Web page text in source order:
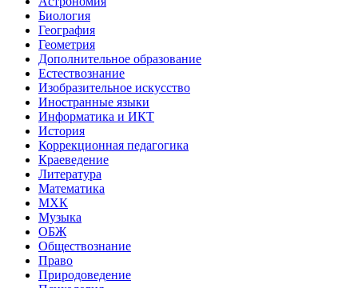
Биология
География
Геометрия
Дополнительное образование
Естествознание
Изобразительное искусство
Иностранные языки
Информатика и ИКТ
История
Коррекционная педагогика
Краеведение
Литература
Математика
МХК
Музыка
ОБЖ
Обществознание
Право
Природоведение